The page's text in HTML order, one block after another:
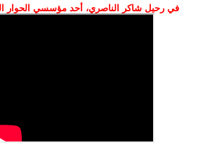
في رحيل شاكر الناصري، أحد مؤسسي الحوار